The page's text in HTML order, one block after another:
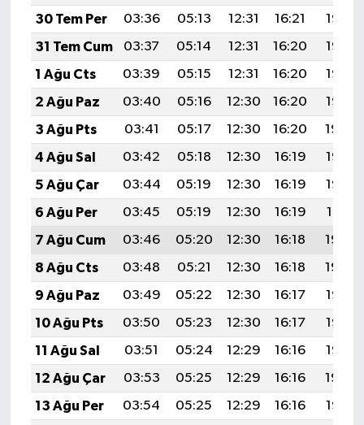
30 Tem Per
03:36 05:13 12:31 16:21
19:38
31 Tem Cum
03:37 05:14 12:31 16:20
19:37
1 Ağu Cts
03:39 05:15 12:31 16:20
19:36
2 Ağu Paz
03:40 05:16 12:30 16:20
19:35
3 Ağu Pts
03:41 05:17 12:30 16:20
19:34
4 Ağu Sal
03:42 05:18 12:30 16:19
19:33
5 Ağu Çar
03:44 05:19 12:30 16:19
19:32
6 Ağu Per
03:45 05:19 12:30 16:19
19:31
7 Ağu Cum
03:46 05:20 12:30 16:18
19:30
8 Ağu Cts
03:48 05:21 12:30 16:18
19:29
9 Ağu Paz
03:49 05:22 12:30 16:17
19:28
10 Ağu Pts
03:50 05:23 12:30 16:17
19:26
11 Ağu Sal
03:51 05:24 12:29 16:16
19:25
12 Ağu Çar
03:53 05:25 12:29 16:16
19:24
13 Ağu Per
03:54 05:25 12:29 16:16
19:23